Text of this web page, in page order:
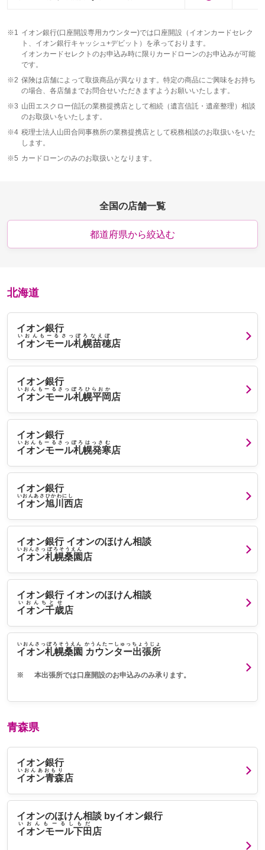
※1 イオン銀行(口座開設専用カウンター)では口座開設（イオンカードセレク
ト、イオン銀行キャッシュ+デビット）を承っております。
イオンカードセレクトのお申込み時に限りカードローンのお申込みが可能
です。
※2 保険は店舗によって取扱商品が異なります。特定の商品にご興味をお持ち
の場合、各店舗までお問合せいただきますようお願いいたします。
※3 山田エスクロー信託の業務提携店として相続（遺言信託・遺産整理）相談
のお取扱いをいたします。
※4 税理士法人山田合同事務所の業務提携店として税務相談のお取扱いをいた
します。
※5 カードローンのみのお取扱いとなります。
全国の店舗一覧
都道府県から絞込む
北海道
イオン銀行
イオンモール札幌苗穂
いおんもーるさっぽろなえぼ
店
イオン銀行
イオンモール札幌平岡
いおんもーるさっぽろひらおか
店
イオン銀行
イオンモール札幌発寒
いおんもーるさっぽろはっさむ
店
イオン銀行
イオン旭川西
いおんあさひかわにし
店
イオン銀行 イオンのほけん相談
イオン札幌桑園
いおんさっぽろそうえん
店
イオン銀行 イオンのほけん相談
イオン千歳
いおんちとせ
店
イオン札幌桑園 カウンター出張所
いおんさっぽろそうえん かうんたーしゅっちょうじょ
※ 本出張所では口座開設のお申込みのみ承ります。
青森県
イオン銀行
イオン青森
いおんあおもり
店
イオンのほけん相談 byイオン銀行
イオンモール下田
いおんもーるしもだ
店